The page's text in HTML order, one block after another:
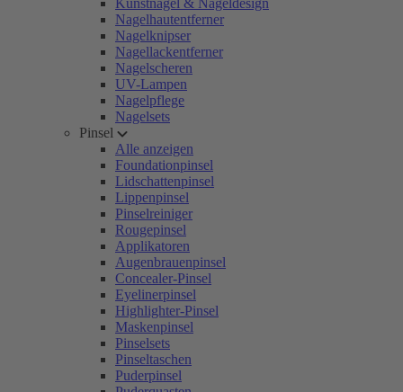
Kunstnägel & Nageldesign
Nagelhautentferner
Nagelknipser
Nagellackentferner
Nagelscheren
UV-Lampen
Nagelpflege
Nagelsets
Pinsel
Alle anzeigen
Foundationpinsel
Lidschattenpinsel
Lippenpinsel
Pinselreiniger
Rougepinsel
Applikatoren
Augenbrauenpinsel
Concealer-Pinsel
Eyelinerpinsel
Highlighter-Pinsel
Maskenpinsel
Pinselsets
Pinseltaschen
Puderpinsel